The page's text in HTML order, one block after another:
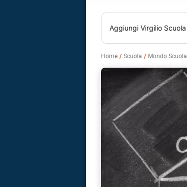
contenuto
Aggiungi Virgilio Scuola
Home Scuola Mondo Scuola